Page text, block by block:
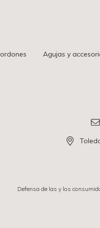
Agujas y
Defensa de las y los